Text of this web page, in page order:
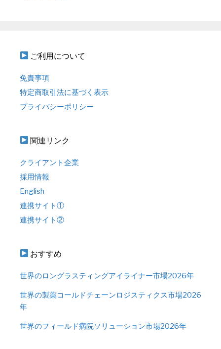
ご利用について
免責事項
特定商取引法に基づく表示
プライバシーポリシー
関連リンク
クライアント企業
採用情報
English
連携サイト①
連携サイト②
おすすめ
世界のロングラスティングアイライナー市場2026年
世界の製薬コールドチェーンロジスティクス市場2026
年
世界のフィールド病院ソリューション市場2026年